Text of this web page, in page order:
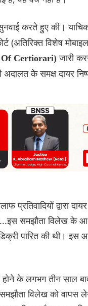
करते हुए की।
विशेष मोबाइल
Of Certiorari)जारी
के समक्ष दायर
द्वारा
समझौता विलेख के
पारित की थी। इस
के लगभग तीन साल
विलेख को वापस लेने